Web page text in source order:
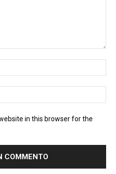
in this browser for the